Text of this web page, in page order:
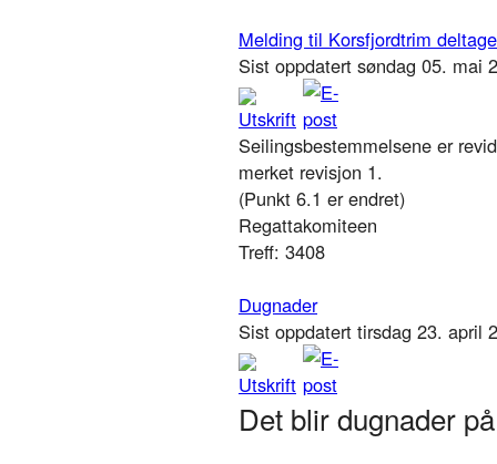
Melding til Korsfjordtrim
Sist oppdatert søndag 05. mai
Seilingsbestemmelsene er
merket revisjon 1.
(Punkt 6.1 er endret)
Regattakomiteen
Treff: 3408
Dugnader
Sist oppdatert tirsdag 23. april
Det blir dugnader